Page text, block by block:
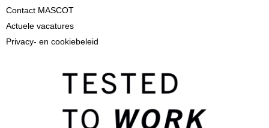
Contact MASCOT
Actuele vacatures
Privacy- en cookiebeleid